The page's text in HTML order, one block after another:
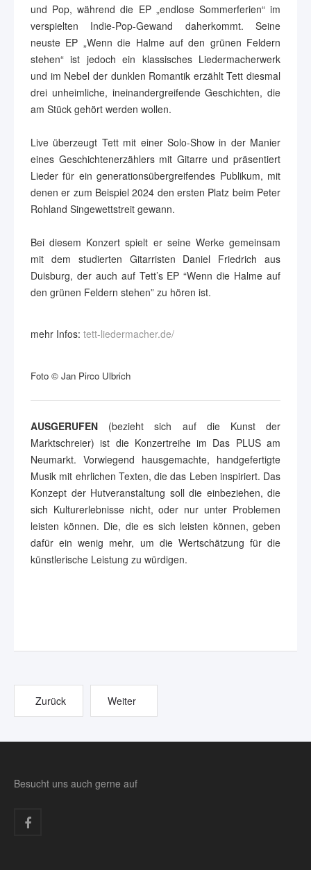
und Pop, während die EP „endlose Sommerferien“ im
verspielten Indie-Pop-Gewand daherkommt. Seine
neuste EP „Wenn die Halme auf den grünen Feldern
stehen“ ist jedoch ein klassisches Liedermacherwerk
und im Nebel der dunklen Romantik erzählt Tett diesmal
drei unheimliche, ineinandergreifende Geschichten, die
am Stück gehört werden wollen.
Live überzeugt Tett mit einer Solo-Show in der Manier
eines Geschichtenerzählers mit Gitarre und präsentiert
Lieder für ein generationsübergreifendes Publikum, mit
denen er zum Beispiel 2024 den ersten Platz beim Peter
Rohland Singewettstreit gewann.
Bei diesem Konzert spielt er seine Werke gemeinsam
mit dem studierten Gitarristen Daniel Friedrich aus
Duisburg, der auch auf Tett’s EP “Wenn die Halme auf
den grünen Feldern stehen” zu hören ist.
mehr Infos: tett-liedermacher.de/
Foto © Jan Pirco Ulbrich
AUSGERUFEN (bezieht sich auf die Kunst der
Marktschreier) ist die Konzertreihe im Das PLUS am
Neumarkt. Vorwiegend hausgemachte, handgefertigte
Musik mit ehrlichen Texten, die das Leben inspiriert. Das
Konzept der Hutveranstaltung soll die einbeziehen, die
sich Kulturerlebnisse nicht, oder nur unter Problemen
leisten können. Die, die es sich leisten können, geben
dafür ein wenig mehr, um die Wertschätzung für die
künstlerische Leistung zu würdigen.
Zurück Weiter
Besucht uns auch gerne auf